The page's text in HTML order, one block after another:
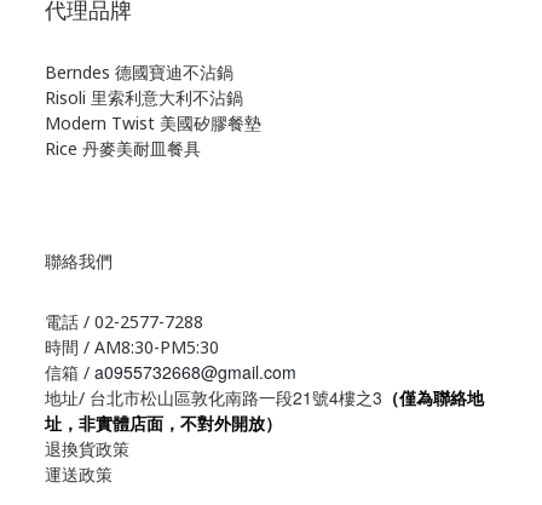
代理品牌
Berndes 德國寶迪不沾鍋
Risoli 里索利意大利不沾鍋
Modern Twist 美國矽膠餐墊
Rice 丹麥美耐皿餐具
聯絡我們
電話 / 02-2577-7288
時間 / AM8:30-PM5:30
信箱 / a0955732668@gmail.com
地址/ 台北市松山區敦化南路一段21號4樓之3 （僅為聯絡地
址，非實體店面，不對外開放）
退換貨政策
運送政策